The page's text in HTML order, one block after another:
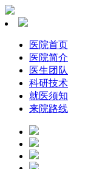
医院首页
医院简介
医生团队
科研技术
就医须知
来院路线